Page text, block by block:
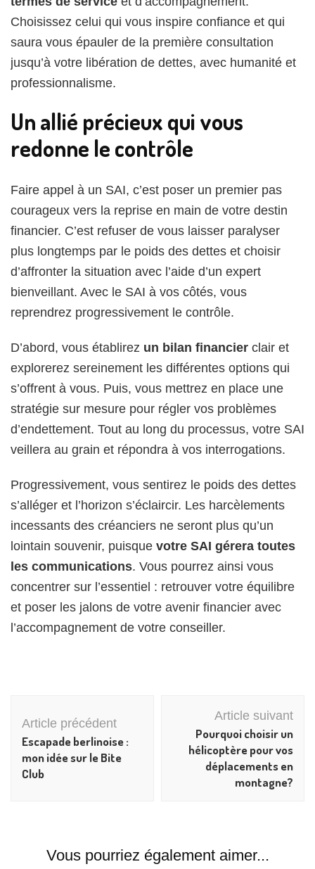
Choisissez celui qui vous inspire confiance et qui
saura vous épauler de la première consultation
jusqu’à votre libération de dettes, avec humanité et
professionnalisme.
Un allié précieux qui vous
redonne le contrôle
Faire appel à un SAI, c’est poser un premier pas
courageux vers la reprise en main de votre destin
financier. C’est refuser de vous laisser paralyser
plus longtemps par le poids des dettes et choisir
d’affronter la situation avec l’aide d’un expert
bienveillant. Avec le SAI à vos côtés, vous
reprendrez progressivement le contrôle.
D’abord, vous établirez un bilan financier clair et
explorerez sereinement les différentes options qui
s’offrent à vous. Puis, vous mettrez en place une
stratégie sur mesure pour régler vos problèmes
d’endettement. Tout au long du processus, votre SAI
veillera au grain et répondra à vos interrogations.
Progressivement, vous sentirez le poids des dettes
s’alléger et l’horizon s’éclaircir. Les harcèlements
incessants des créanciers ne seront plus qu’un
lointain souvenir, puisque votre SAI gérera toutes
les communications. Vous pourrez ainsi vous
concentrer sur l’essentiel : retrouver votre équilibre
et poser les jalons de votre avenir financier avec
l’accompagnement de votre conseiller.
d'article
Article précédent
Escapade berlinoise :
mon idée sur le Bite
Club
Article suivant
Pourquoi choisir un
hélicoptère pour vos
déplacements en
montagne?
Vous pourriez également aimer...